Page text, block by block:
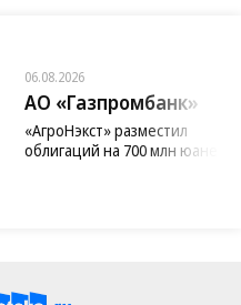
06.08.2026
АО «Газпромбанк»
«АгроНэкст» разместил
облигаций на 700 млн юаней